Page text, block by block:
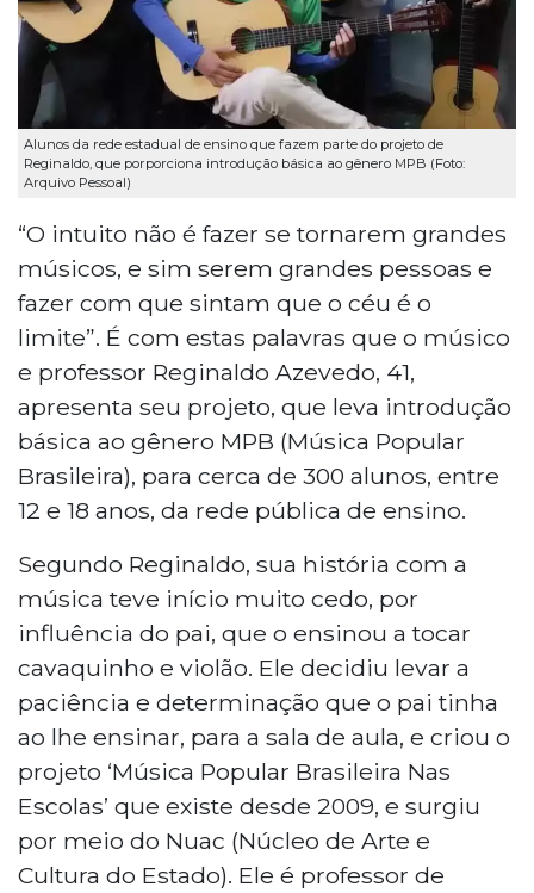
Alunos da rede estadual de ensino que fazem parte do projeto de
Reginaldo, que porporciona introdução básica ao gênero MPB (Foto:
Arquivo Pessoal)
“O intuito não é fazer se tornarem grandes
músicos, e sim serem grandes pessoas e
fazer com que sintam que o céu é o
limite”. É com estas palavras que o músico
e professor Reginaldo Azevedo, 41,
apresenta seu projeto, que leva introdução
básica ao gênero MPB (Música Popular
Brasileira), para cerca de 300 alunos, entre
12 e 18 anos, da rede pública de ensino.
Segundo Reginaldo, sua história com a
música teve início muito cedo, por
influência do pai, que o ensinou a tocar
cavaquinho e violão. Ele decidiu levar a
paciência e determinação que o pai tinha
ao lhe ensinar, para a sala de aula, e criou o
projeto ‘Música Popular Brasileira Nas
Escolas’ que existe desde 2009, e surgiu
por meio do Nuac (Núcleo de Arte e
Cultura do Estado). Ele é professor de